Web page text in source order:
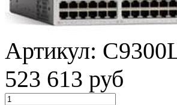
Артикул:
523 613 руб